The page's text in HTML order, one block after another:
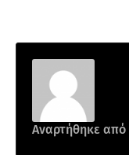
Αναρτήθηκε από